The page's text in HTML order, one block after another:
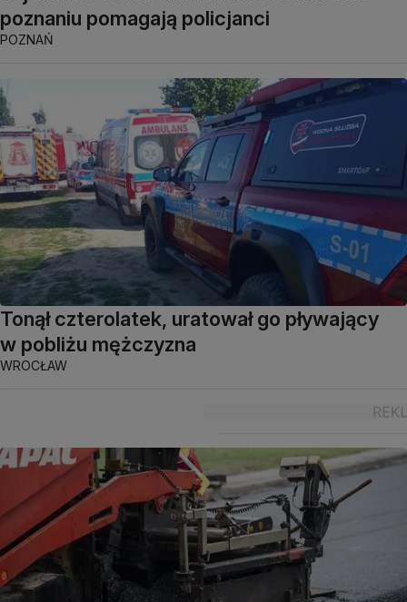
poznaniu pomagają policjanci
POZNAŃ
Tonął czterolatek, uratował go pływający
w pobliżu mężczyzna
WROCŁAW